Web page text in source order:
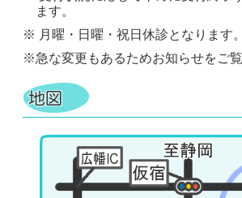
ます。
※ 月曜・日曜・祝日休診となります。
※急な変更もあるためお知らせをご覧